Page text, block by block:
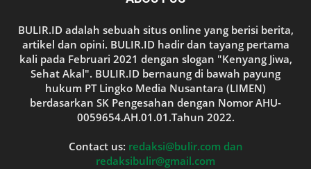
BULIR.ID adalah sebuah situs online yang berisi berita,
artikel dan opini. BULIR.ID hadir dan tayang pertama
kali pada Februari 2021 dengan slogan "Kenyang Jiwa,
Sehat Akal". BULIR.ID bernaung di bawah payung
hukum PT Lingko Media Nusantara (LIMEN)
berdasarkan SK Pengesahan dengan Nomor AHU-
0059654.AH.01.01.Tahun 2022.
Contact us: redaksi@bulir.com dan
redaksibulir@gmail.com